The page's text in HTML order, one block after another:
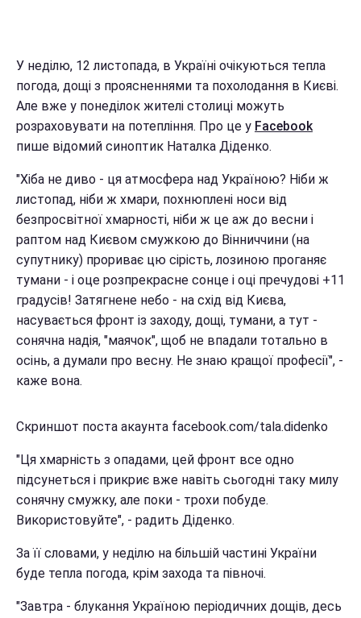
У неділю, 12 листопада, в Україні очікуються тепла
погода, дощі з проясненнями та похолодання в Києві.
Але вже у понеділок жителі столиці можуть
розраховувати на потепління. Про це у Facebook
пише відомий синоптик Наталка Діденко.
"Хіба не диво - ця атмосфера над Україною? Ніби ж
листопад, ніби ж хмари, похнюплені носи від
безпросвітної хмарності, ніби ж це аж до весни і
раптом над Києвом смужкою до Вінниччини (на
супутнику) прориває цю сірість, лозиною проганяє
тумани - і оце розпрекрасне сонце і оці пречудові +11
градусів! Затягнене небо - на схід від Києва,
насувається фронт із заходу, дощі, тумани, а тут -
сонячна надія, "маячок", щоб не впадали тотально в
осінь, а думали про весну. Не знаю кращої професії", -
каже вона.
Скриншот поста акаунта facebook.com/tala.didenko
"Ця хмарність з опадами, цей фронт все одно
підсунеться і прикриє вже навіть сьогодні таку милу
сонячну смужку, але поки - трохи побуде.
Використовуйте", - радить Діденко.
За її словами, у неділю на більшій частині України
буде тепла погода, крім захода та півночі.
"Завтра - блукання Україною періодичних дощів, десь